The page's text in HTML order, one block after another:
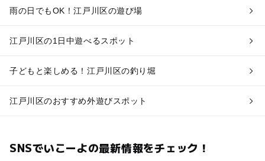
雨の日でもOK！江戸川区の遊び場
江戸川区の1日中遊べるスポット
子どもと楽しめる！江戸川区の釣り堀
江戸川区のおすすめ外遊びスポット
SNSでいこーよの最新情報をチェック！